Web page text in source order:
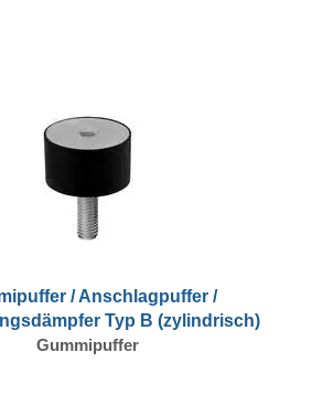
/ Anschlagpuffer /
Typ B (zylindrisch)
Gummipuffer